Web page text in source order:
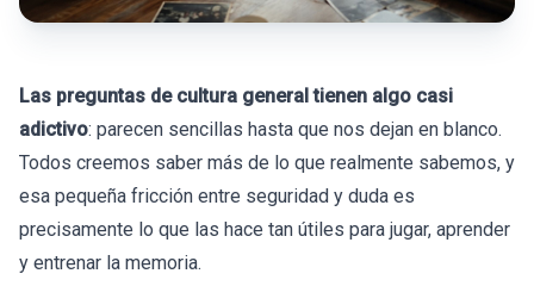
Las preguntas de cultura general tienen algo casi
adictivo: parecen sencillas hasta que nos dejan en blanco.
Todos creemos saber más de lo que realmente sabemos, y
esa pequeña fricción entre seguridad y duda es
precisamente lo que las hace tan útiles para jugar, aprender
y entrenar la memoria.